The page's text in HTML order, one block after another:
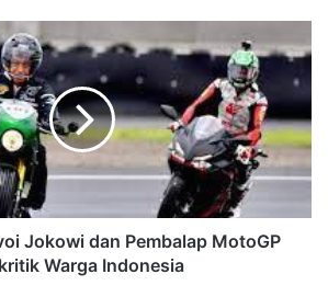
Jokowi dan Pembalap MotoGP
Warga Indonesia